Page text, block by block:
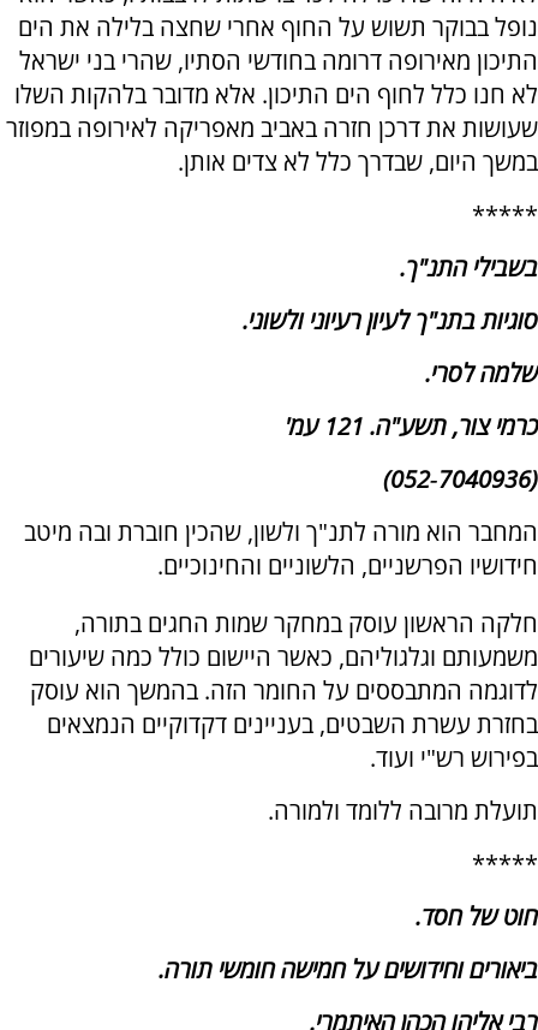
נופל בבוקר תשוש על החוף אחרי שחצה בלילה את הים
התיכון מאירופה דרומה בחודשי הסתיו, שהרי בני ישראל
לא חנו כלל לחוף הים התיכון. אלא מדובר בלהקות השלו
שעושות את דרכן חזרה באביב מאפריקה לאירופה במפוזר
במשך היום, שבדרך כלל לא צדים אותן.
*****
בשבילי התנ"ך.
סוגיות בתנ"ך לעיון רעיוני ולשוני.
שלמה לסרי.
כרמי צור, תשע"ה. 121 עמ'
(7040936‑052)
המחבר הוא מורה לתנ"ך ולשון, שהכין חוברת ובה מיטב
חידושיו הפרשניים, הלשוניים והחינוכיים.
חלקה הראשון עוסק במחקר שמות החגים בתורה,
משמעותם וגלגוליהם, כאשר היישום כולל כמה שיעורים
לדוגמה המתבססים על החומר הזה. בהמשך הוא עוסק
בחזרת עשרת השבטים, בעניינים דקדוקיים הנמצאים
בפירוש רש"י ועוד.
תועלת מרובה ללומד ולמורה.
*****
חוט של חסד.
ביאורים וחידושים על חמישה חומשי תורה.
רבי אליהו הכהן האיתמרי.